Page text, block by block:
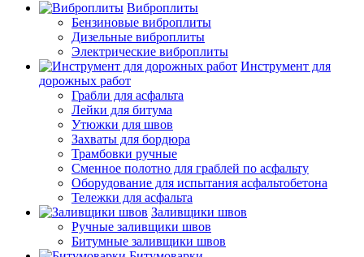
Виброплиты
Бензиновые виброплиты
Дизельные виброплиты
Электрические виброплиты
Инструмент для
дорожных работ
Грабли для асфальта
Лейки для битума
Утюжки для швов
Захваты для бордюра
Трамбовки ручные
Сменное полотно для граблей по асфальту
Оборудование для испытания асфальтобетона
Тележки для асфальта
Заливщики швов
Ручные заливщики швов
Битумные заливщики швов